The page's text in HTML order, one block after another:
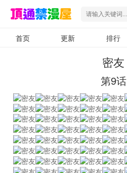
首页 更新 排行
密友
第9话